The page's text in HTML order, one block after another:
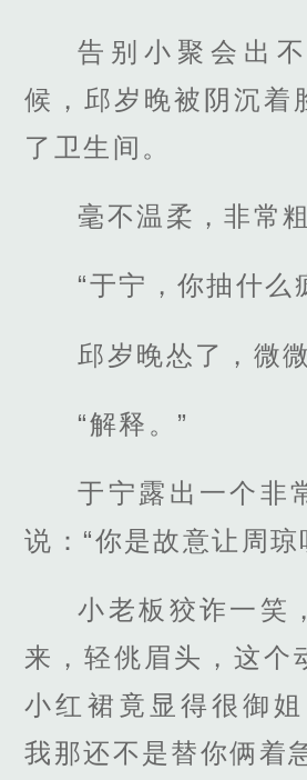
告别小聚会出
候，邱岁晚被阴沉着
了卫生间。
毫不温柔，非常粗
“于宁，你抽什么
邱岁晚怂了，微
“解释。”
于宁露出一个非
说：“你是故意让周琼
小老板狡诈一笑
来，轻佻眉头，这个
小红裙竟显得很御姐
我那还不是替你俩着